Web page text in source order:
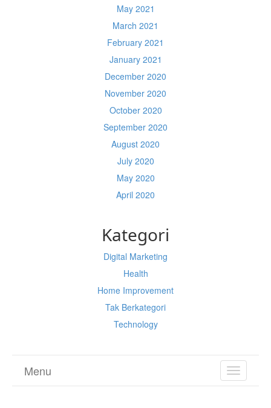
May 2021
March 2021
February 2021
January 2021
December 2020
November 2020
October 2020
September 2020
August 2020
July 2020
May 2020
April 2020
Kategori
Digital Marketing
Health
Home Improvement
Tak Berkategori
Technology
TOGGLE
Menu